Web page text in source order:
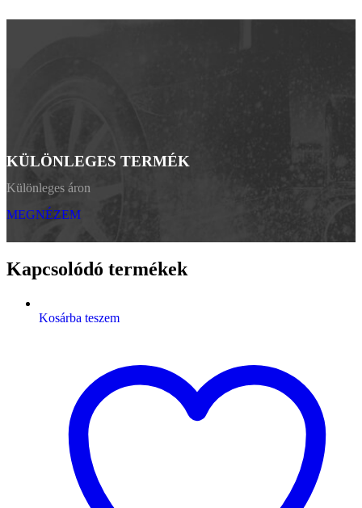
KÜLÖNLEGES TERMÉK
Különleges áron
MEGNÉZEM
Kapcsolódó termékek
Kosárba teszem